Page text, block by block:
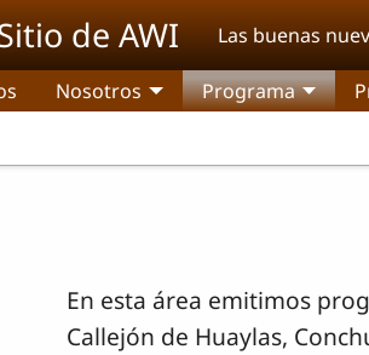
principal
de AWI Las buenas
Nosotros
Programa
En esta área emitimos
Callejón de Huaylas,